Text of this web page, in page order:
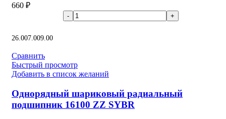
660 ₽
26.007.009.00
Сравнить
Быстрый просмотр
Добавить в список желаний
Однорядный шариковый радиальный
подшипник 16100 ZZ SYBR